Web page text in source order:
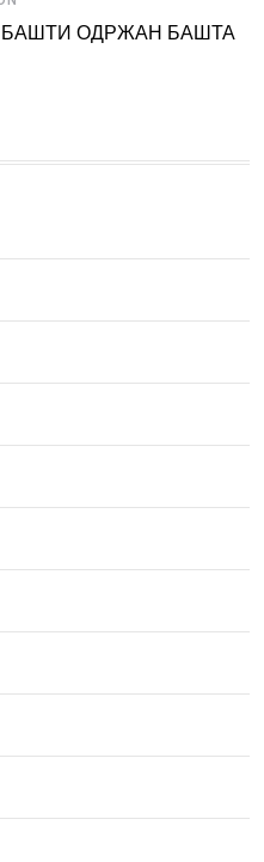
БАШТИ ОДРЖАН БАШТА